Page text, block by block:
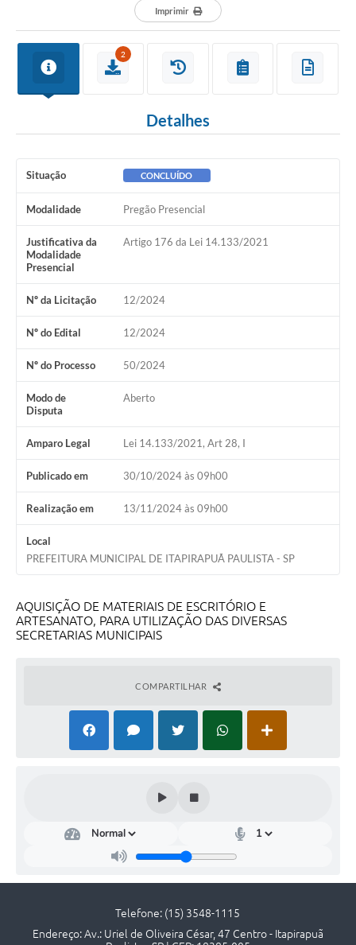
PS nº 001/2021 - Cargo Enfermeiro(a)
Contas Públicas
Legislação
Editais
A Prefeitura
Telefones Úteis
Transparência
SIC
Diário Oficial
Notícias
Imprimir
2
Detalhes
Situação CONCLUÍDO
Modalidade Pregão Presencial
Justificativa da
Modalidade
Presencial
Artigo 176 da Lei 14.133/2021
Nº da Licitação 12/2024
Nº do Edital 12/2024
Nº do Processo 50/2024
Modo de
Disputa
Aberto
Amparo Legal Lei 14.133/2021, Art 28, I
Publicado em 30/10/2024 às 09h00
Realização em 13/11/2024 às 09h00
Local
PREFEITURA MUNICIPAL DE ITAPIRAPUÃ PAULISTA - SP
AQUISIÇÃO DE MATERIAIS DE ESCRITÓRIO E
ARTESANATO, PARA UTILIZAÇÃO DAS DIVERSAS
SECRETARIAS MUNICIPAIS
COMPARTILHAR
Telefone: (15) 3548-1115
Endereço: Av.: Uriel de Oliveira César, 47 Centro - Itapirapuã